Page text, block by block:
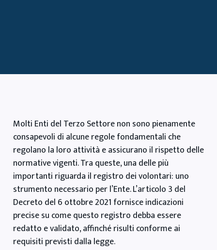
Molti Enti del Terzo Settore non sono pienamente
consapevoli di alcune regole fondamentali che
regolano la loro attività e assicurano il rispetto delle
normative vigenti. Tra queste, una delle più
importanti riguarda il registro dei volontari: uno
strumento necessario per l’Ente. L’articolo 3 del
Decreto del 6 ottobre 2021 fornisce indicazioni
precise su come questo registro debba essere
redatto e validato, affinché risulti conforme ai
requisiti previsti dalla legge.